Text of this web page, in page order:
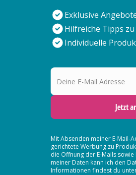
Exklusive
Hilfreiche Tipps
Individuelle
Deine E-Mail Adresse
Jetzt
Mit Absenden meiner E-Mail-
gerichtete Werbung zu
die Öffnung der E-Mails
meiner Daten kann ich den
Informationen findest du